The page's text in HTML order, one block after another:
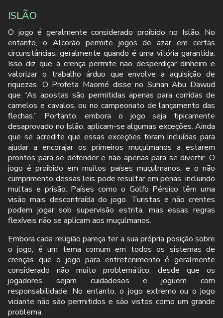
ISLÃO
O jogo é geralmente considerado proibido no Islão. No
entanto, o Alcorão permite jogos de azar em certas
circunstâncias, geralmente quando é uma vitória garantida.
Isso diz que a crença permite não desperdiçar dinheiro e
valorizar o trabalho árduo que envolve a aquisição de
riquezas. O Profeta Maomé disse no Sunan Abu Dawud
que “As apostas são permitidas apenas para corridas de
camelos e cavalos, ou no campeonato de lançamento das
flechas.” Portanto, embora o jogo seja tipicamente
desaprovado no Islão, aplicam-se algumas exceções. Ainda
que se acredite que essas exceções foram incluídas para
ajudar a encorajar os primeiros muçulmanos a estarem
prontos para se defender e não apenas para se divertir. O
jogo é proibido em muitos países muçulmanos, e o não
cumprimento dessas leis pode resultar em penas, incluindo
multas e prisão. Países como o Golfo Pérsico têm uma
visão mais descontraída do jogo. Turistas e não crentes
podem jogar sob supervisão estrita, mas essas regras
flexíveis não se aplicam aos muçulmanos.
Embora cada religião pareça ter a sua própria posição sobre
o jogo, é um tema comum em todos os sistemas de
crenças que o jogo para entretenimento é geralmente
considerado não muito problemático, desde que os
jogadores sejam cuidadosos e joguem com
responsabilidade. No entanto, o jogo extremo ou o jogo
viciante não são permitidos e são vistos como um grande
problema.